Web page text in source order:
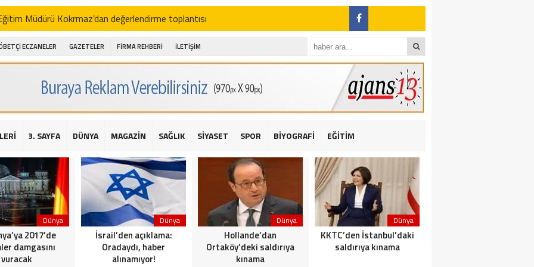
Müdürü Kokrmaz’dan değerlendirme toplantısı
Alibeyoğlu, Aile Destek Merkezini ziyaret etti
ıhlamur piyasalarda
şehitleri için bayraklı kayak gösterileri düzenlenecek
için yardım kermesi
2016 yılı değerlendirmesi
Sarıyer Çayırbaşı Cezayirli Hasan Paşa Camii’nde silahlı saldırı: 2 yaralı
Bahçeli’den Reina’ya düzenlenen terör saldırısına ilişkin açıklama
ECZANELER GAZETELER FİRMA REHBERİ İLETİŞİM
3. SAYFA DÜNYA MAGAZİN SAĞLIK SİYASET SPOR BİYOGRAFİ EĞİTİM
Dünya
2017’de
damgasını
vuracak
Dünya
İsrail’den açıklama:
Oradaydı, haber
alınamıyor!
Dünya
Hollande’dan
Ortaköy’deki saldırıya
kınama
Dünya
KKTC’den İstanbul’daki
saldırıya kınama